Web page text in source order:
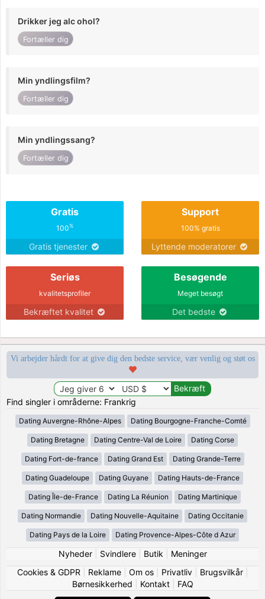
Drikker jeg alc ohol?
Fortæller dig
Min yndlingsfilm?
Fortæller dig
Min yndlingssang?
Fortæller dig
Gratis
100%
Gratis tjenester
Support
100% gratis
Lyttende moderatorer
Seriøs
kvalitetsprofiler
Bekræftet kvalitet
Besøgende
Meget besøgt
Det bedste
Vi arbejder hårdt for at give dig den bedste service, vær venlig og støt os
Find singler i områderne: Frankrig
Dating Auvergne-Rhône-Alpes Dating Bourgogne-Franche-Comté
Dating Bretagne Dating Centre-Val de Loire Dating Corse
Dating Fort-de-france Dating Grand Est Dating Grande-Terre
Dating Guadeloupe Dating Guyane Dating Hauts-de-France
Dating Île-de-France Dating La Réunion Dating Martinique
Dating Normandie Dating Nouvelle-Aquitaine Dating Occitanie
Dating Pays de la Loire Dating Provence-Alpes-Côte d Azur
Nyheder| Svindlere| Butik
Meninger
Cookies & GDPR
Reklame| Om os| Privatliv| Brugsvilkår|
Børnesikkerhed
Kontakt| FAQ